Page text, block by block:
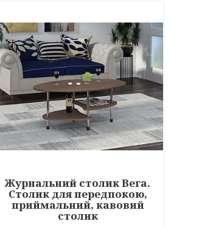
Журнальний столик Вега.
Столик для передпокою,
приймальний, кавовий
столик